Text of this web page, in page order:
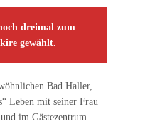
dreimal zum
gewählt.
Bad Haller,
Leben mit seiner Frau
im Gästezentrum